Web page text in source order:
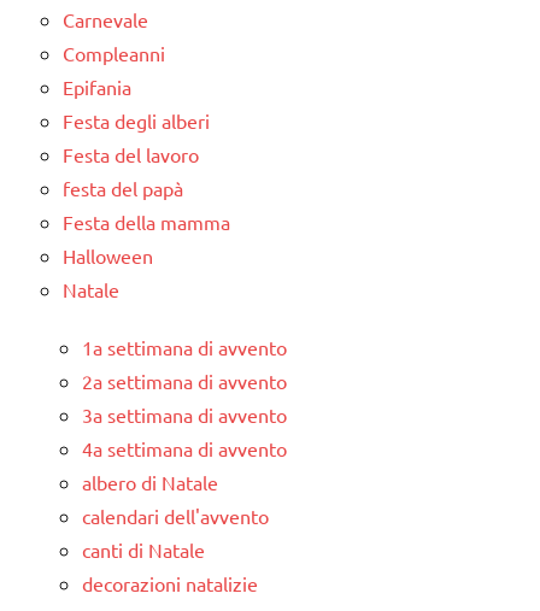
Carnevale
Compleanni
Epifania
Festa degli alberi
Festa del lavoro
festa del papà
Festa della mamma
Halloween
Natale
1a settimana di avvento
2a settimana di avvento
3a settimana di avvento
4a settimana di avvento
albero di Natale
calendari dell'avvento
canti di Natale
decorazioni natalizie